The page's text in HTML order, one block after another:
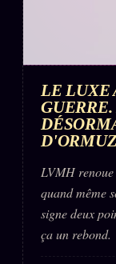
LE LUXE
LVMH
quand même
signe deux
ça un rebond.